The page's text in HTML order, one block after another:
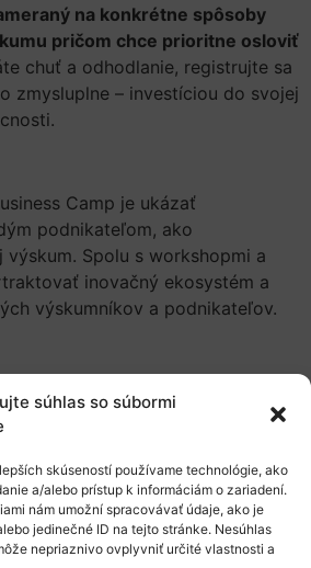
súhlas so súbormi
skúseností používame technológie, ako
a/alebo prístup k informáciám o zariadení.
nám umožní spracovávať údaje, ako je
jedinečné ID na tejto stránke. Nesúhlas
nepriaznivo ovplyvniť určité vlastnosti a
na konkrétne spôsoby
pričom chce prioritne osloviť
chuť a odhodlanie, registrujte sa
zmysluplne – investíciou do svojej
Camp je ukázať
podnikateľom, ako
Spolu s workshopmi a
inovačný ekosystém a
výskumníkov a podnikateľov.
doktorandov, ktorí v súčasnosti
a hľadajú spôsob, ako ho
a panely so zameraním na témy,
štruktúra spoločnosti,